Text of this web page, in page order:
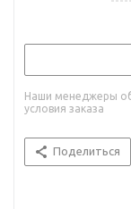
Наши менеджеры
условия заказа
Поделиться